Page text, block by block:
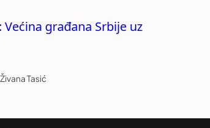
Većina građana Srbije uz
Živana Tasić